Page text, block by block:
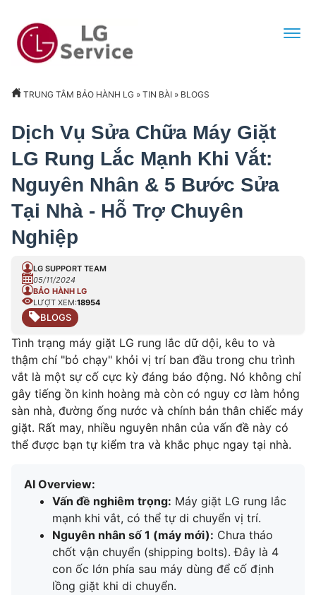
TRUNG TÂM BẢO HÀNH LG » TIN BÀI » BLOGS
Dịch Vụ Sửa Chữa Máy Giặt
LG Rung Lắc Mạnh Khi Vắt:
Nguyên Nhân & 5 Bước Sửa
Tại Nhà - Hỗ Trợ Chuyên
Nghiệp
LG SUPPORT TEAM
05/11/2024
BẢO HÀNH LG
LƯỢT XEM:18954
BLOGS
Tình trạng máy giặt LG rung lắc dữ dội, kêu to và
thậm chí "bỏ chạy" khỏi vị trí ban đầu trong chu trình
vắt là một sự cố cực kỳ đáng báo động. Nó không chỉ
gây tiếng ồn kinh hoàng mà còn có nguy cơ làm hỏng
sàn nhà, đường ống nước và chính bản thân chiếc máy
giặt. Rất may, nhiều nguyên nhân của vấn đề này có
thể được bạn tự kiểm tra và khắc phục ngay tại nhà.
AI Overview:
Vấn đề nghiêm trọng: Máy giặt LG rung lắc
mạnh khi vắt, có thể tự di chuyển vị trí.
Nguyên nhân số 1 (máy mới): Chưa tháo
chốt vận chuyển (shipping bolts). Đây là 4
con ốc lớn phía sau máy dùng để cố định
lồng giặt khi di chuyển.